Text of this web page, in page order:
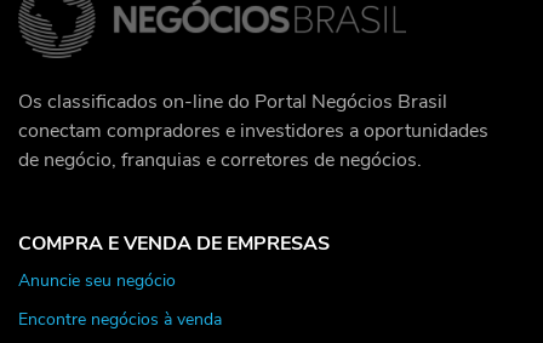
Os classificados on-line do Portal Negócios Brasil
conectam compradores e investidores a oportunidades
de negócio, franquias e corretores de negócios.
COMPRA E VENDA DE EMPRESAS
Anuncie seu negócio
Encontre negócios à venda